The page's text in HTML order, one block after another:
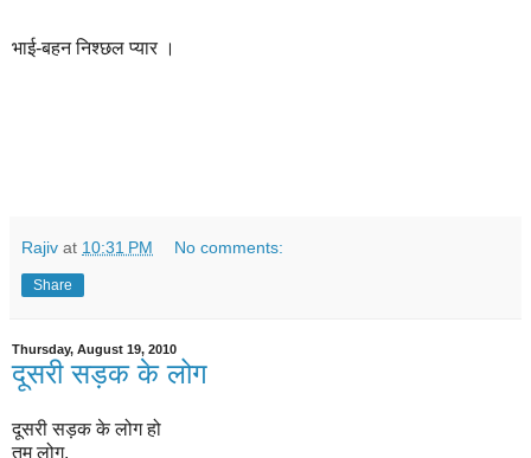
भाई-बहन निश्छल प्यार ।
Rajiv at 10:31 PM No comments:
Share
Thursday, August 19, 2010
दूसरी सड़क के लोग
दूसरी सड़क के लोग हो
तुम लोग,